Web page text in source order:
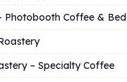
Photobooth Coffee & Bed
– Specialty Coffee